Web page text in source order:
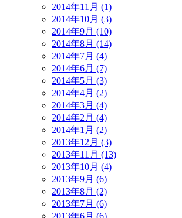
2014年11月 (1)
2014年10月 (3)
2014年9月 (10)
2014年8月 (14)
2014年7月 (4)
2014年6月 (7)
2014年5月 (3)
2014年4月 (2)
2014年3月 (4)
2014年2月 (4)
2014年1月 (2)
2013年12月 (3)
2013年11月 (13)
2013年10月 (4)
2013年9月 (6)
2013年8月 (2)
2013年7月 (6)
2013年6月 (6)